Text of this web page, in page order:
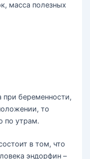
масса полезных
при беременности,
то
по утрам.
в том, что
эндорфин –